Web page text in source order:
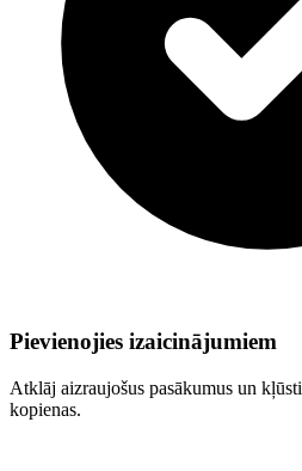
Pievienojies izaicinājumiem
Atklāj aizraujošus pasākumus un
kopienas.